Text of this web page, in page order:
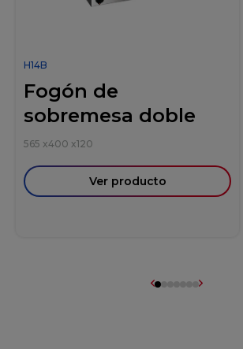
H14B
Fogón de
sobremesa doble
565 x400 x120
Ver producto